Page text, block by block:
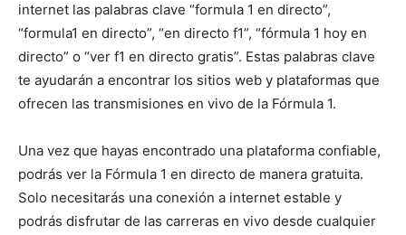
internet las palabras clave “formula 1 en directo”,
“formula1 en directo”, “en directo f1”, “fórmula 1 hoy en
directo” o “ver f1 en directo gratis”. Estas palabras clave
te ayudarán a encontrar los sitios web y plataformas que
ofrecen las transmisiones en vivo de la Fórmula 1.
Una vez que hayas encontrado una plataforma confiable,
podrás ver la Fórmula 1 en directo de manera gratuita.
Solo necesitarás una conexión a internet estable y
podrás disfrutar de las carreras en vivo desde cualquier